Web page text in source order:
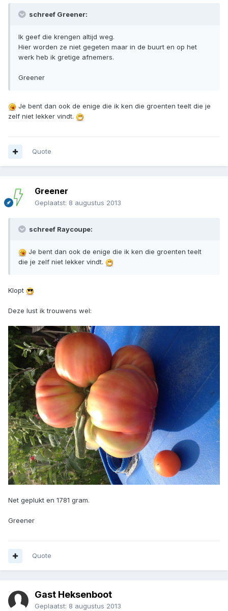
schreef Greener:
Ik geef die krengen altijd weg.
Hier worden ze niet gegeten maar in de buurt en op het
werk heb ik gretige afnemers.
Greener
Je bent dan ook de enige die ik ken die groenten teelt die je
zelf niet lekker vindt.
Quote
Greener
Geplaatst: 8 augustus 2013
schreef Raycoupe:
Je bent dan ook de enige die ik ken die groenten teelt
die je zelf niet lekker vindt.
Klopt
Deze lust ik trouwens wel:
Net geplukt en 1781 gram.
Greener
Quote
Gast Heksenboot
Geplaatst: 8 augustus 2013